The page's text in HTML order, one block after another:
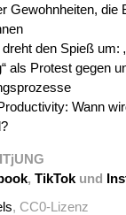
Gewohnheiten, die
den Spieß um:
als Protest gegen
Wann
, TikTok und
, CC0-Lizenz